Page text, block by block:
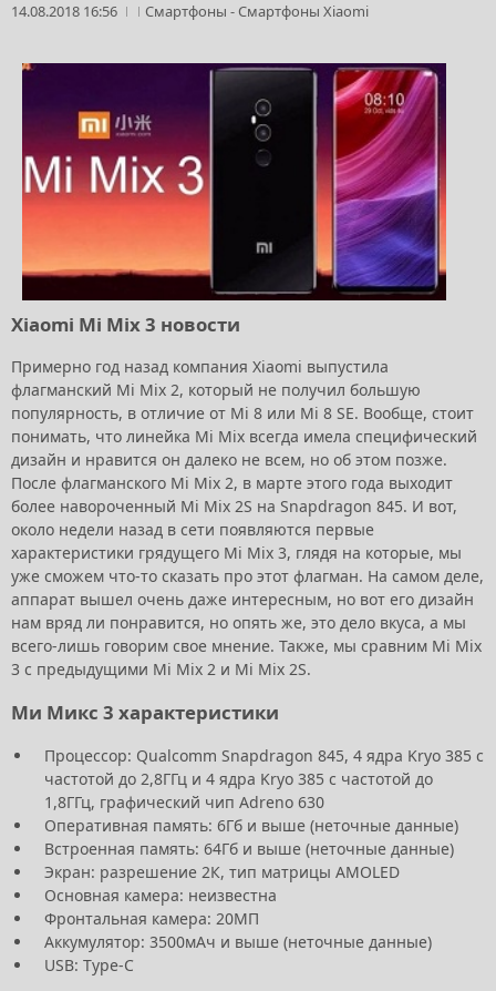
14.08.2018 16:56 Смартфоны -Смартфоны Xiaomi
Xiaomi Mi Mix 3 новости
Примерно год назад компания Xiaomi выпустила
флагманский Mi Mix 2, который не получил большую
популярность, в отличие от Mi 8 или Mi 8 SE. Вообще, стоит
понимать, что линейка Mi Mix всегда имела специфический
дизайн и нравится он далеко не всем, но об этом позже.
После флагманского Mi Mix 2, в марте этого года выходит
более навороченный Mi Mix 2S на Snapdragon 845. И вот,
около недели назад в сети появляются первые
характеристики грядущего Mi Mix 3, глядя на которые, мы
уже сможем что-то сказать про этот флагман. На самом деле,
аппарат вышел очень даже интересным, но вот его дизайн
нам вряд ли понравится, но опять же, это дело вкуса, а мы
всего-лишь говорим свое мнение. Также, мы сравним Mi Mix
3 с предыдущими Mi Mix 2 и Mi Mix 2S.
Ми Микс 3 характеристики
Процессор: Qualcomm Snapdragon 845, 4 ядра Kryo 385 с
частотой до 2,8ГГц и 4 ядра Kryo 385 с частотой до
1,8ГГц, графический чип Adreno 630
Оперативная память: 6Гб и выше (неточные данные)
Встроенная память: 64Гб и выше (неточные данные)
Экран: разрешение 2К, тип матрицы AMOLED
Основная камера: неизвестна
Фронтальная камера: 20МП
Аккумулятор: 3500мАч и выше (неточные данные)
USB: Type-C